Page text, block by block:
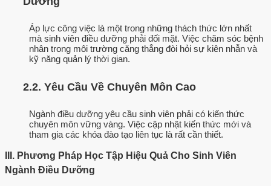
Áp lực công việc là một trong những thách thức lớn nhất
mà sinh viên điều dưỡng phải đối mặt. Việc chăm sóc bệnh
nhân trong môi trường căng thẳng đòi hỏi sự kiên nhẫn và
kỹ năng quản lý thời gian.
2.2. Yêu Cầu Về Chuyên Môn Cao
Ngành điều dưỡng yêu cầu sinh viên phải có kiến thức
chuyên môn vững vàng. Việc cập nhật kiến thức mới và
tham gia các khóa đào tạo liên tục là rất cần thiết.
III. Phương Pháp Học Tập Hiệu Quả Cho Sinh Viên
Ngành Điều Dưỡng